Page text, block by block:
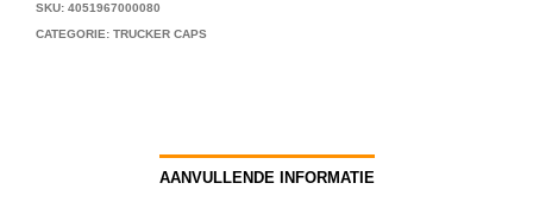
SKU: 4051967000080
CATEGORIE: TRUCKER CAPS
AANVULLENDE INFORMATIE